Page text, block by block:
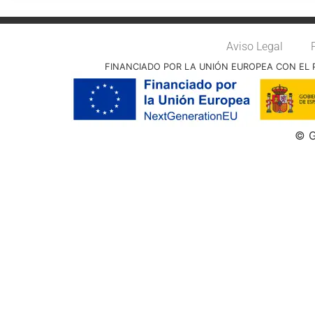
Aviso Legal
FINANCIADO POR LA UNIÓN EUROPEA CON EL
©